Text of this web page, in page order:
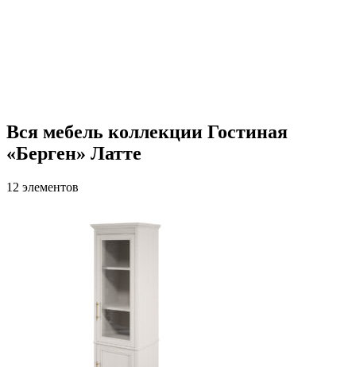
Вся мебель коллекции Гостиная
«Берген» Латте
12 элементов